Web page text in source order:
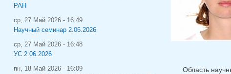
Область
РАН
ср, 27 Май 2026 - 16:49
Научный семинар 2.06.2026
ср, 27 Май 2026 - 16:48
УС 2.06.2026
пн, 18 Май 2026 - 16:09